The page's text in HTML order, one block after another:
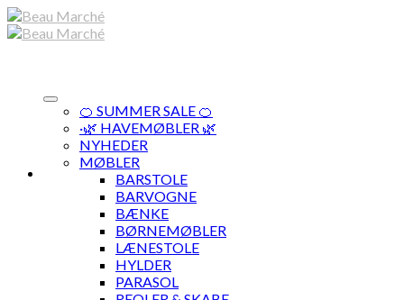
Skip
to
🍊 SUMMER SALE 🍊
·🌿 HAVEMØBLER 🌿
NYHEDER
MØBLER
BARSTOLE
BARVOGNE
BÆNKE
BØRNEMØBLER
LÆNESTOLE
HYLDER
PARASOL